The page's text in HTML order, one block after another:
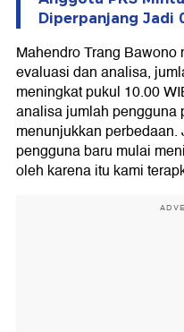
Diperpanjang Jadi
Mahendro Trang
evaluasi dan analisa,
meningkat pukul 10.00
analisa jumlah pengguna
menunjukkan
pengguna baru mulai
oleh karena itu kami